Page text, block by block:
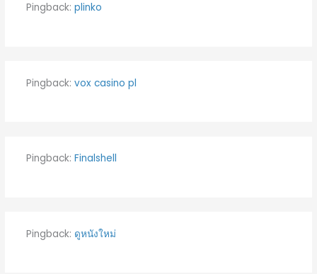
Pingback: plinko
Pingback: vox casino pl
Pingback: Finalshell
Pingback: ดูหนังใหม่